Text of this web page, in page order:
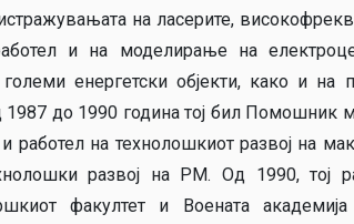
на ласерите,
и на моделирање на
енергетски објекти, како и
1987 до 1990 година тој бил Помошник
на технолошкиот развој на
развој на РМ. Од 1990, тој
факултет и Воената